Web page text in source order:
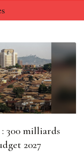
300 milliards
2027